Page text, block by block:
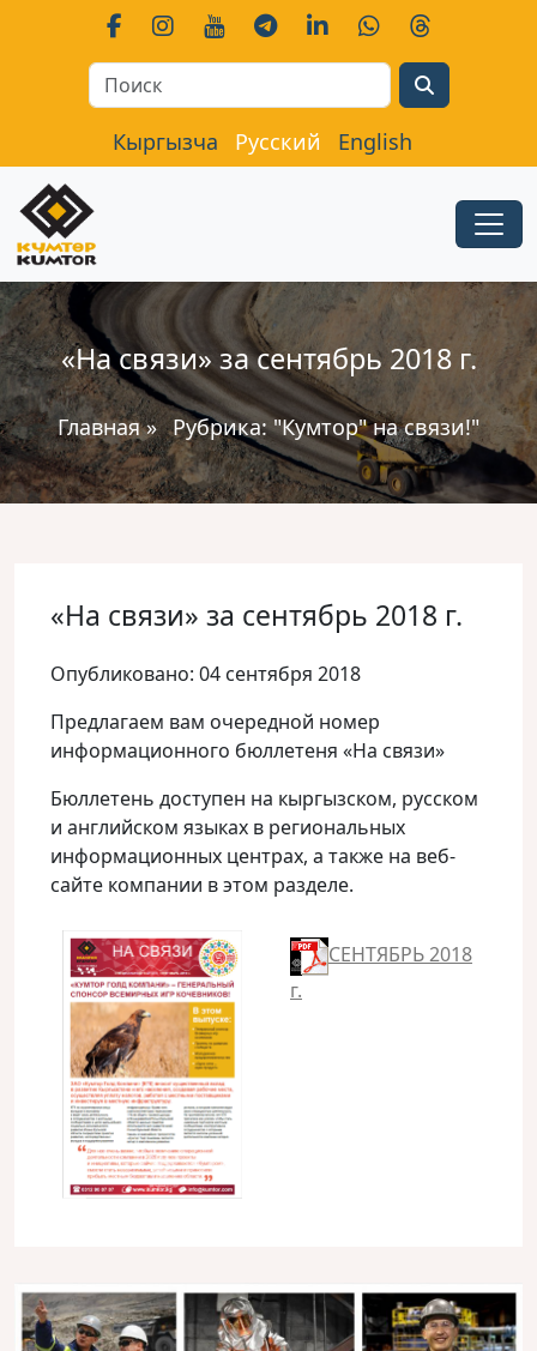
Кыргызча Русский English
«На связи» за сентябрь 2018 г.
Главная» Рубрика:"Кумтор" на связи!"
«На связи» за сентябрь 2018 г.
Опубликовано: 04 сентября 2018
Предлагаем вам очередной номер
информационного бюллетеня «На связи»
Бюллетень доступен на кыргызском, русском
и английском языках в региональных
информационных центрах, а также на веб-
сайте компании в этом разделе.
СЕНТЯБРЬ 2018
г.